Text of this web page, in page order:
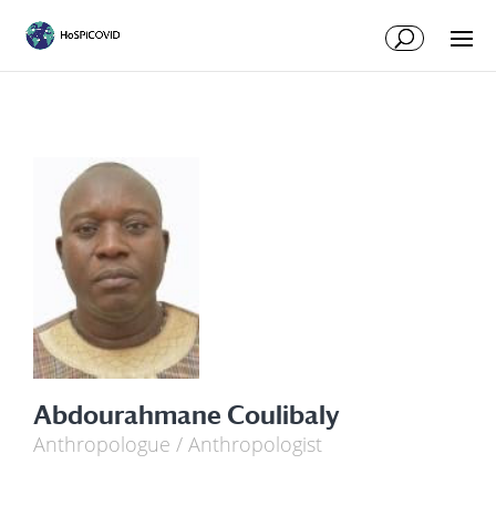
Abdourahmane Coulibaly
Anthropologue / Anthropologist